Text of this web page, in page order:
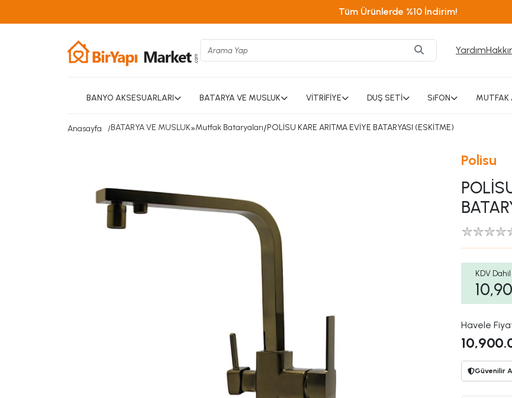
Tüm Ürünlerde %10 İndirim!
Yardım
BANYO AKSESUARLARI BATARYA VE MUSLUK VİTRİFİYE DUŞ SETİ SiFON MUTFAK
Anasayfa BATARYA VE MUSLUK»Mutfak Bataryaları/POLİSU KARE ARITMA EVİYE BATARYASI (ESKİTME)
Polisu
KDV Dahil
Havele
Güvenilir